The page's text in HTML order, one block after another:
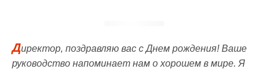
Директор, поздравляю вас с Днем рождения! Ваше
руководство напоминает нам о хорошем в мире. Я